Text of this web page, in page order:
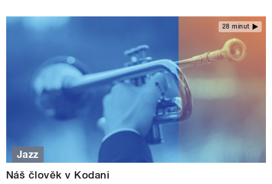
28 minut
Jazz
Náš člověk v Kodani